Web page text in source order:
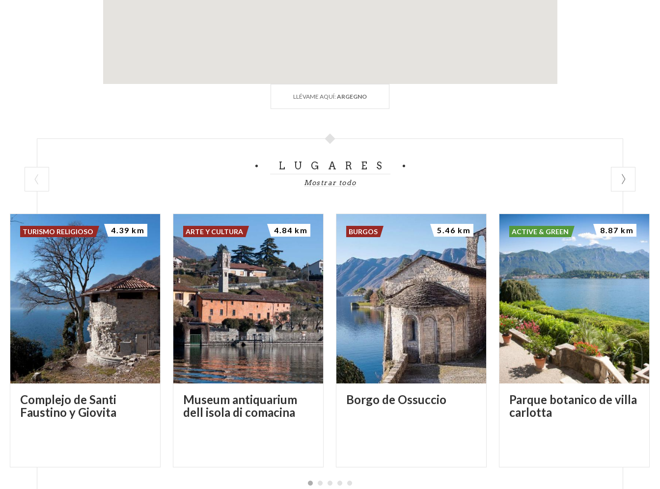
LLÉVAME AQUÍ: ARGEGNO
LUGARES
Mostrar todo
Complejo de Santi
Faustino y Giovita
TURISMO RELIGIOSO 4.39 km
Museum antiquarium
dell isola di comacina
ARTE Y CULTURA 4.84 km
Borgo de Ossuccio
BURGOS 5.46 km
Parque botanico de villa
carlotta
ACTIVE & GREEN 8.87 km